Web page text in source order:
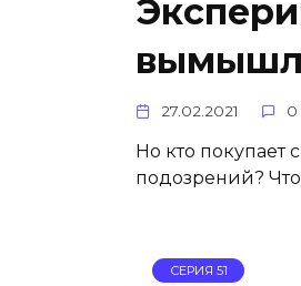
27.02.2021 0
Но кто
подозрений?
СЕРИЯ 51